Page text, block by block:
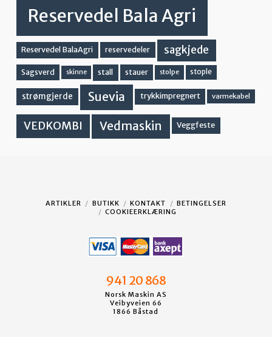
Reservedel Bala Agri
Reservedel BalaAgri reservedeler sagkjede
Sagsverd skinne stall stauer stolpe stople
strømgjerde Suevia trykkimpregnert varmekabel
VEDKOMBI Vedmaskin Veggfeste
ARTIKLER BUTIKK KONTAKT
BETINGELSER
COOKIEERKLÆRING
941 20 868
Norsk Maskin AS
Veibyveien 66
1866 Båstad